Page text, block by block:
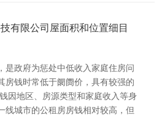
有限公司屋面积和位置细目
是政府为惩处中低收入家庭住房问
房钱时常低于阛阓价，具有较强的
因地区、房源类型和家庭收入等身
线城市的公租房房钱相对较高，但